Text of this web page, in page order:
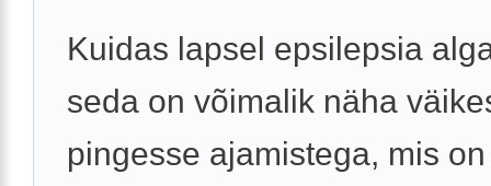
Kuidas lapsel epsilepsia
seda on võimalik näha
pingesse ajamistega, mis